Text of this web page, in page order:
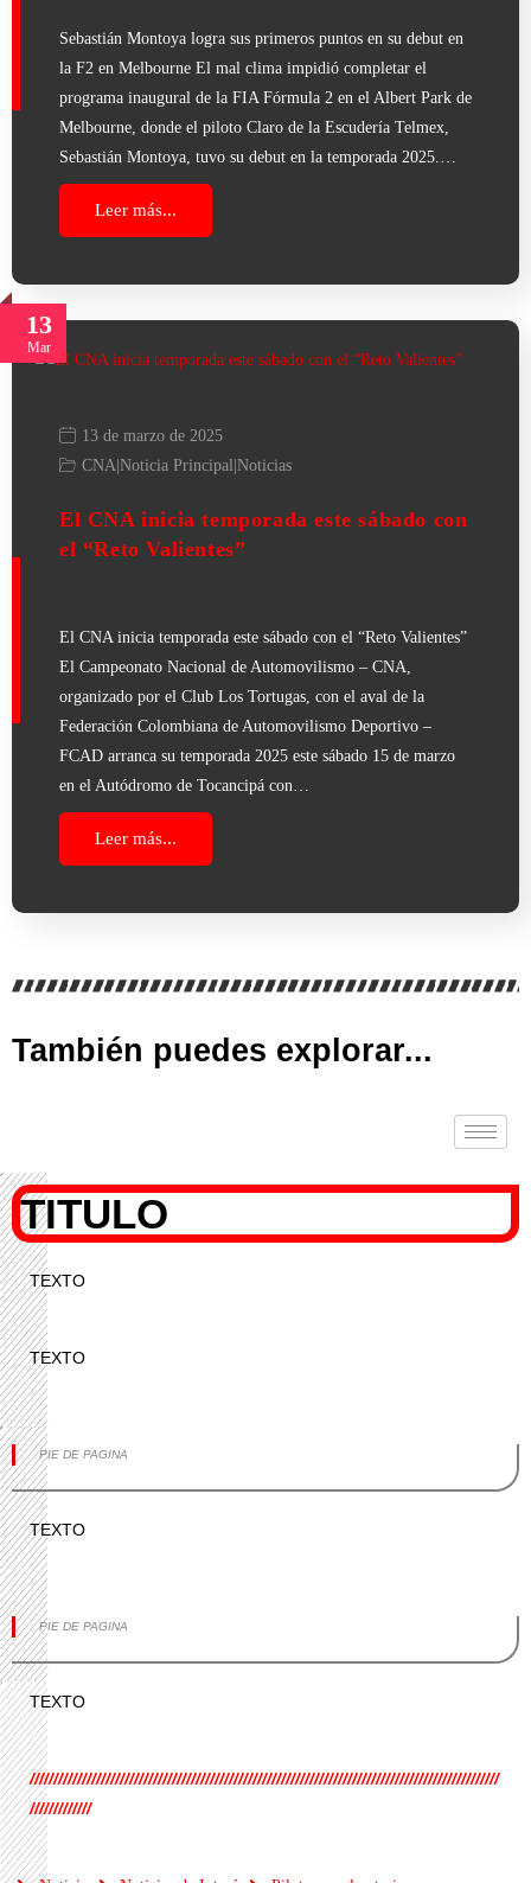
Sebastián Montoya logra sus primeros puntos en su debut en
la F2 en Melbourne El mal clima impidió completar el
programa inaugural de la FIA Fórmula 2 en el Albert Park de
Melbourne, donde el piloto Claro de la Escudería Telmex,
Sebastián Montoya, tuvo su debut en la temporada 2025.…
Leer más...
13
Mar
13 de marzo de 2025
CNA Noticia Principal Noticias
El CNA inicia temporada este sábado con
el “Reto Valientes”
El CNA inicia temporada este sábado con el “Reto Valientes”
El Campeonato Nacional de Automovilismo – CNA,
organizado por el Club Los Tortugas, con el aval de la
Federación Colombiana de Automovilismo Deportivo –
FCAD arranca su temporada 2025 este sábado 15 de marzo
en el Autódromo de Tocancipá con…
Leer más...
También puedes explorar...
TITULO
TEXTO
TEXTO
PIE DE PAGINA
TEXTO
PIE DE PAGINA
TEXTO
///////////////////////////////////////////////////////////////////////////////////////////////////
/////////////